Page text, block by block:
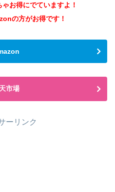
お得にでていますよ！
の方がお得です！
市場
ーリンク